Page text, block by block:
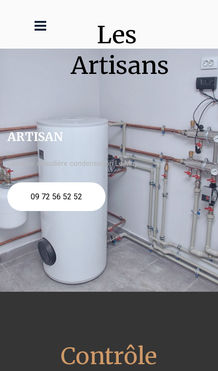
Les
Artisans
ARTISAN
Contrôle chaudière condensation Le Muy
09 72 56 52 52
Contrôle